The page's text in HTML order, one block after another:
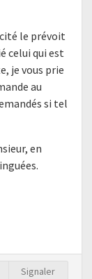
le prévoit
celui qui est
je vous prie
au
si tel
en
Signaler